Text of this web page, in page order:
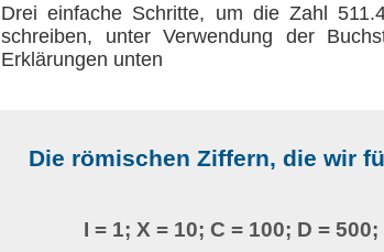
Drei einfache Schritte, um die Zahl
schreiben, unter Verwendung der
Erklärungen unten
Die römischen Ziffern, die wir
I = 1; X = 10; C = 100; D =